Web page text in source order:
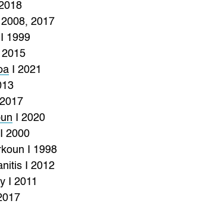
2008, 2017
1999
2015
I 2021
I 2020
2000
I 1998
I 2012
I 2011